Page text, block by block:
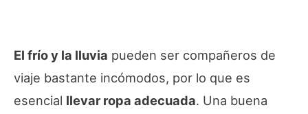
El frío y la lluvia pueden ser compañeros de
viaje bastante incómodos, por lo que es
esencial llevar ropa adecuada. Una buena